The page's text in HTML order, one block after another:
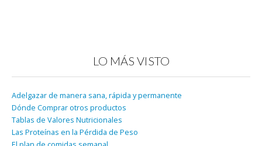
LO MÁS VISTO
Adelgazar de manera sana, rápida y permanente
Dónde Comprar otros productos
Tablas de Valores Nutricionales
Las Proteínas en la Pérdida de Peso